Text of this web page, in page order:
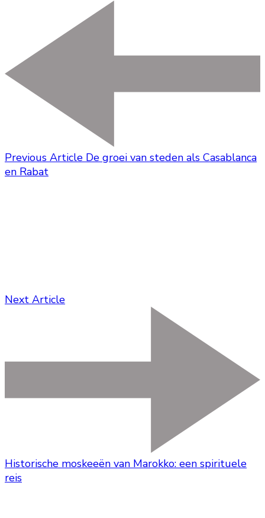
Previous Article De groei van steden als Casablanca
en Rabat
Next Article
Historische moskeeën van Marokko: een spirituele
reis